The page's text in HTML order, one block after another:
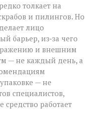
толкает на
и пилингов. Но
лицо
барьер, из‑за чего
и внешним
— не каждый день, а
— не
специалистов,
средство работает